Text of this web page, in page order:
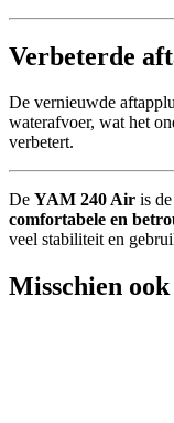
Verbeterde
De vernieuwde
waterafvoer, wat het
verbetert.
De YAM 240 Air is
comfortabele en
veel stabiliteit en
Misschien